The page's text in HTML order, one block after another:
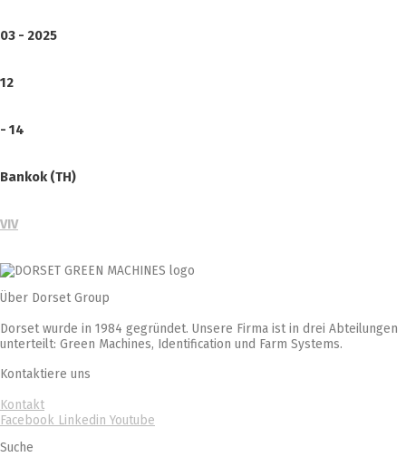
03 - 2025
12
- 14
Bankok (TH)
VIV
Über Dorset Group
Dorset wurde in 1984 gegründet. Unsere Firma ist in drei Abteilungen
unterteilt: Green Machines, Identification und Farm Systems.
Kontaktiere uns
Kontakt
Facebook Linkedin Youtube
Suche